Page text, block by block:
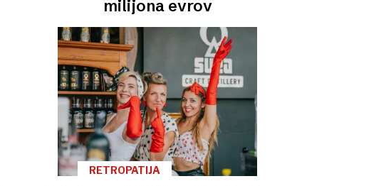
milijona evrov
RETROPATIJA